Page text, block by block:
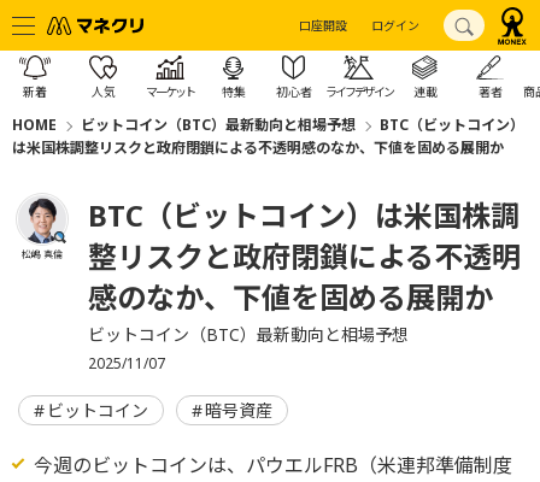
口座開設 ログイン
新着 人気 マーケット 特集 初心者 ライフデザイン 連載 著者 商
HOME ビットコイン（BTC）最新動向と相場予想
BTC（ビットコイン）
は米国株調整リスクと政府閉鎖による不透明感のなか、下値を固める展開か
松嶋 真倫
BTC（ビットコイン）は米国株調
整リスクと政府閉鎖による不透明
感のなか、下値を固める展開か
ビットコイン（BTC）最新動向と相場予想
2025/11/07
ビットコイン 暗号資産
今週のビットコインは、パウエルFRB（米連邦準備制度